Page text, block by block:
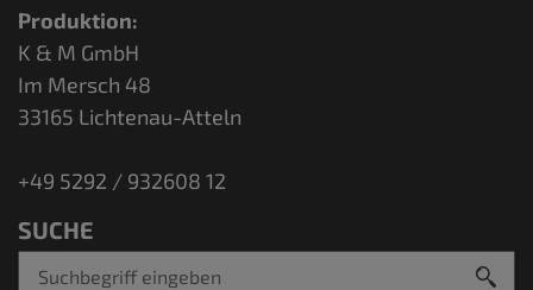
Produktion:
K & M GmbH
Im Mersch 48
33165 Lichtenau-Atteln
+49 5292 / 932608 12
SUCHE